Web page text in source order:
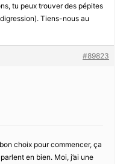
tu peux trouver des pépites
Tiens-nous au
#89823
choix pour commencer, ça
en bien. Moi, j’ai une